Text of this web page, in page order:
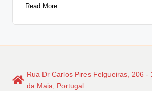
Read More
Rua Dr Carlos Pires Felgueiras, 206 -
da Maia, Portugal